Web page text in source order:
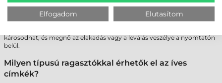
Lehet-e többször átküldeni ugyanazt a lapot a
nyomtatón, ha nem használtam fel minden címkét?
károsodhat, és megnő az elakadás vagy a leválás veszélye a nyomtatón
belül.
Milyen típusú ragasztókkal érhetők el az íves
címkék?
Elfogadom Elutasítom